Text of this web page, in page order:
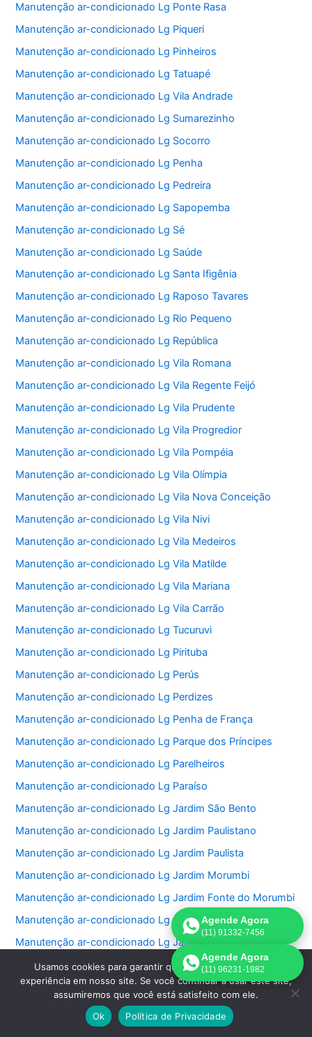
Manutenção ar-condicionado Lg Ponte Rasa
Manutenção ar-condicionado Lg Piqueri
Manutenção ar-condicionado Lg Pinheiros
Manutenção ar-condicionado Lg Tatuapé
Manutenção ar-condicionado Lg Vila Andrade
Manutenção ar-condicionado Lg Sumarezinho
Manutenção ar-condicionado Lg Socorro
Manutenção ar-condicionado Lg Penha
Manutenção ar-condicionado Lg Pedreira
Manutenção ar-condicionado Lg Sapopemba
Manutenção ar-condicionado Lg Sé
Manutenção ar-condicionado Lg Saúde
Manutenção ar-condicionado Lg Santa Ifigênia
Manutenção ar-condicionado Lg Raposo Tavares
Manutenção ar-condicionado Lg Rio Pequeno
Manutenção ar-condicionado Lg República
Manutenção ar-condicionado Lg Vila Romana
Manutenção ar-condicionado Lg Vila Regente Feijó
Manutenção ar-condicionado Lg Vila Prudente
Manutenção ar-condicionado Lg Vila Progredior
Manutenção ar-condicionado Lg Vila Pompéia
Manutenção ar-condicionado Lg Vila Olímpia
Manutenção ar-condicionado Lg Vila Nova Conceição
Manutenção ar-condicionado Lg Vila Nivi
Manutenção ar-condicionado Lg Vila Medeiros
Manutenção ar-condicionado Lg Vila Matilde
Manutenção ar-condicionado Lg Vila Mariana
Manutenção ar-condicionado Lg Vila Carrão
Manutenção ar-condicionado Lg Tucuruvi
Manutenção ar-condicionado Lg Pirituba
Manutenção ar-condicionado Lg Perús
Manutenção ar-condicionado Lg Perdizes
Manutenção ar-condicionado Lg Penha de França
Manutenção ar-condicionado Lg Parque dos Príncipes
Manutenção ar-condicionado Lg Parelheiros
Manutenção ar-condicionado Lg Paraíso
Manutenção ar-condicionado Lg Jardim São Bento
Manutenção ar-condicionado Lg Jardim Paulistano
Manutenção ar-condicionado Lg Jardim Paulista
Manutenção ar-condicionado Lg Jardim Morumbi
Manutenção ar-condicionado Lg Jardim Fonte do Morumbi
Manutenção ar-condicionado Lg Jardim Europa
Manutenção ar-condicionado Lg Jardim das Perdizes
Manutenção ar-condicionado Lg Jardim das Acacias
Manutenção ar-condicionado Lg Jardim da Saúde
Manutenção ar-condicionado Lg Jardim Bonfiglioli
Agende Agora
(11) 91332-7456
Agende Agora
(11) 96231-1982
Usamos cookies para garantir que oferecemos a melhor
experiência em nosso site. Se você continuar a usar este site,
assumiremos que você está satisfeito com ele.
Ok
Política de Privacidade